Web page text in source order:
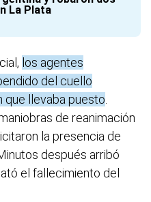
La Plata
los agentes
del cuello
que llevaba puesto.
de reanimación
la presencia de
después arribó
el fallecimiento del